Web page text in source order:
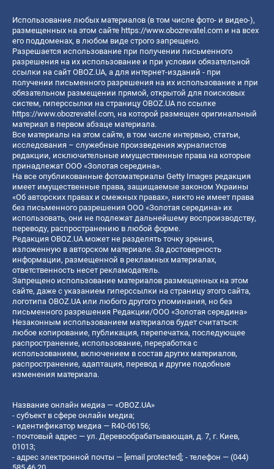
Использование любых материалов (в том числе фото- и видео-),
размещенных на этом сайте https://www.obozrevatel.com и на всех
его поддоменах, в любом виде строго запрещено.
Разрешается использование при получении письменного
разрешения на их использование и при условии обязательной
ссылки на сайт OBOZ.UA, а для интернет-изданий - при
получении письменного разрешения на их использование и при
обязательном размещении прямой, открытой для поисковых
систем, гиперссылки на страницу OBOZ.UA по ссылке
https://www.obozrevatel.com, на которой размещен оригинальный
материал в первом абзаце материала.
Все материалы на этом сайте, в том числе интервью, статьи,
исследования – служебные произведения журналистов
редакции, исключительные имущественные права на которые
принадлежат ООО «Золотая середина».
На все опубликованные фотоматериалы Getty Images редакция
имеет имущественные права, защищаемые законом Украины
«Об авторских правах и смежных правах», никто не имеет права
без письменного разрешения ООО «Золотая середина» их
использовать, они не подлежат дальнейшему воспроизводству,
переводу, распространению в любой форме.
Редакция OBOZ.UA может не разделять точку зрения,
изложенную в авторском материале. За достоверность
информации, размещенной в рекламных материалах,
ответственность несет рекламодатель.
Запрещено использование материалов размещенных на этом
сайте, даже с указанием гиперссылки на страницу этого сайта,
логотипа OBOZ.UA или любого другого упоминания, но без
письменного разрешения Редакции/ООО «Золотая середина»
Незаконным использованием материалов будет считаться:
любое копирование, публикация, перепечатка, последующее
распространение, использование, переработка с
использованием, включением в состав других материалов,
распространение, адаптация, перевод и другие подобные
изменения материала.
Название онлайн медиа — «OBOZ.UA»
- субъект в сфере онлайн медиа;
- идентификатор медиа — R40-06156;
- почтовый адрес — ул. Деревообрабатывающая, д. 7, г. Киев,
01013;
- адрес электронной почты — [email protected]; - телефон — (044)